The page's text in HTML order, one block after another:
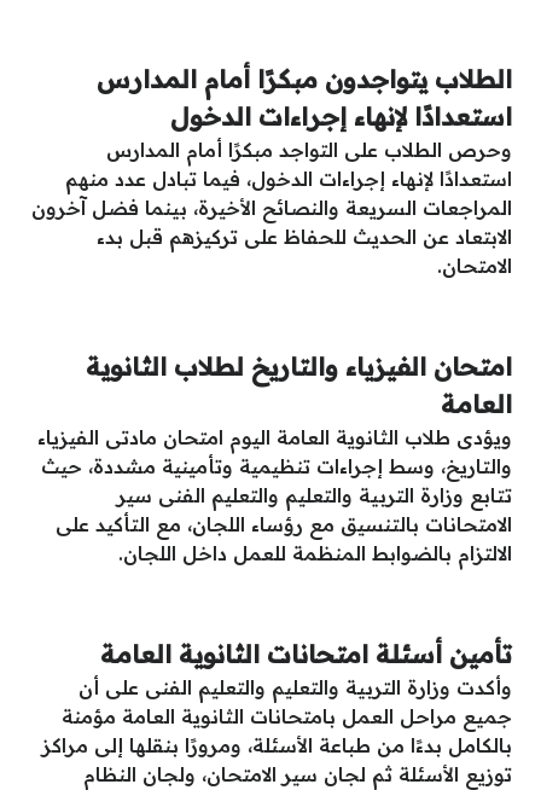
الطلاب يتواجدون مبكرًا أمام المدارس
استعدادًا لإنهاء إجراءات الدخول
وحرص الطلاب على التواجد مبكرًا أمام المدارس
استعدادًا لإنهاء إجراءات الدخول، فيما تبادل عدد منهم
المراجعات السريعة والنصائح الأخيرة، بينما فضل آخرون
الابتعاد عن الحديث للحفاظ على تركيزهم قبل بدء
الامتحان.
امتحان الفيزياء والتاريخ لطلاب الثانوية
العامة
ويؤدى طلاب الثانوية العامة اليوم امتحان مادتى الفيزياء
والتاريخ، وسط إجراءات تنظيمية وتأمينية مشددة، حيث
تتابع وزارة التربية والتعليم والتعليم الفنى سير
الامتحانات بالتنسيق مع رؤساء اللجان، مع التأكيد على
الالتزام بالضوابط المنظمة للعمل داخل اللجان.
تأمين أسئلة امتحانات الثانوية العامة
وأكدت وزارة التربية والتعليم والتعليم الفنى على أن
جميع مراحل العمل بامتحانات الثانوية العامة مؤمنة
بالكامل بدءًا من طباعة الأسئلة، ومرورًا بنقلها إلى مراكز
توزيع الأسئلة ثم لجان سير الامتحان، ولجان النظام